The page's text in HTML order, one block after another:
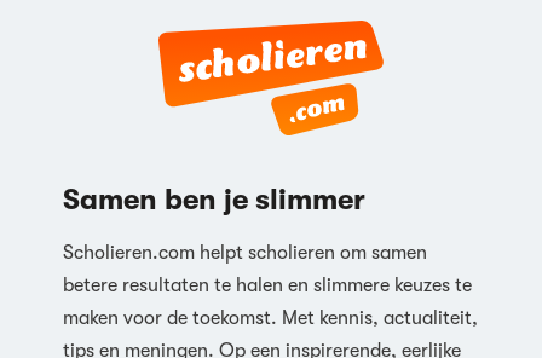
Samen ben je slimmer
Scholieren.com helpt scholieren om samen
betere resultaten te halen en slimmere keuzes te
maken voor de toekomst. Met kennis, actualiteit,
tips en meningen. Op een inspirerende, eerlijke